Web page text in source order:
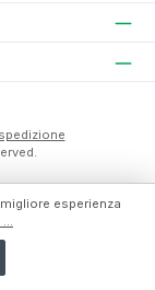
esperienza